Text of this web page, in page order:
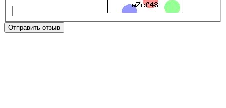
Отправить отзыв